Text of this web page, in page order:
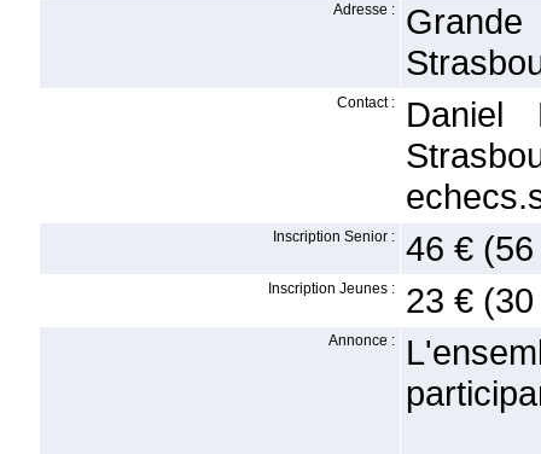
Adresse :
Contact :
Daniel
Inscription Senior : 46 €
Inscription Jeunes : 23 €
Annonce :